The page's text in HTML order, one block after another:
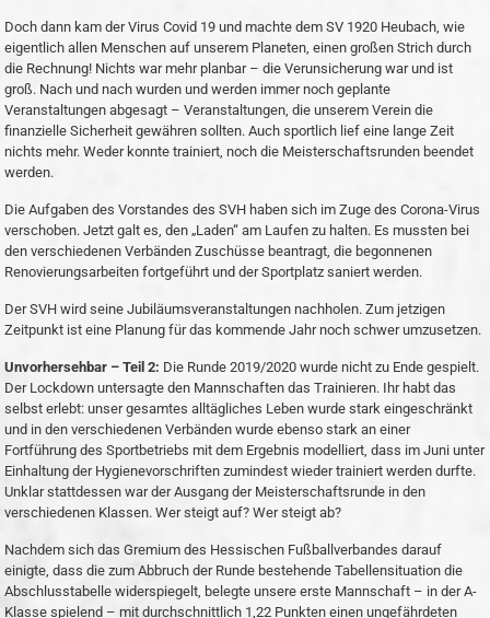
Doch dann kam der Virus Covid 19 und machte dem SV 1920 Heubach, wie
eigentlich allen Menschen auf unserem Planeten, einen großen Strich durch
die Rechnung! Nichts war mehr planbar – die Verunsicherung war und ist
groß. Nach und nach wurden und werden immer noch geplante
Veranstaltungen abgesagt – Veranstaltungen, die unserem Verein die
finanzielle Sicherheit gewähren sollten. Auch sportlich lief eine lange Zeit
nichts mehr. Weder konnte trainiert, noch die Meisterschaftsrunden beendet
werden.
Die Aufgaben des Vorstandes des SVH haben sich im Zuge des Corona-Virus
verschoben. Jetzt galt es, den „Laden“ am Laufen zu halten. Es mussten bei
den verschiedenen Verbänden Zuschüsse beantragt, die begonnenen
Renovierungsarbeiten fortgeführt und der Sportplatz saniert werden.
Der SVH wird seine Jubiläumsveranstaltungen nachholen. Zum jetzigen
Zeitpunkt ist eine Planung für das kommende Jahr noch schwer umzusetzen.
Unvorhersehbar – Teil 2: Die Runde 2019/2020 wurde nicht zu Ende gespielt.
Der Lockdown untersagte den Mannschaften das Trainieren. Ihr habt das
selbst erlebt: unser gesamtes alltägliches Leben wurde stark eingeschränkt
und in den verschiedenen Verbänden wurde ebenso stark an einer
Fortführung des Sportbetriebs mit dem Ergebnis modelliert, dass im Juni unter
Einhaltung der Hygienevorschriften zumindest wieder trainiert werden durfte.
Unklar stattdessen war der Ausgang der Meisterschaftsrunde in den
verschiedenen Klassen. Wer steigt auf? Wer steigt ab?
Nachdem sich das Gremium des Hessischen Fußballverbandes darauf
einigte, dass die zum Abbruch der Runde bestehende Tabellensituation die
Abschlusstabelle widerspiegelt, belegte unsere erste Mannschaft – in der A-
Klasse spielend – mit durchschnittlich 1,22 Punkten einen ungefährdeten